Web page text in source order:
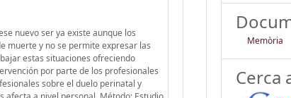
nuevo ser ya existe aunque los
muerte y no se permite expresar las
estas situaciones ofreciendo
por parte de los profesionales
sobre el duelo perinatal y
Memòria
Cerca